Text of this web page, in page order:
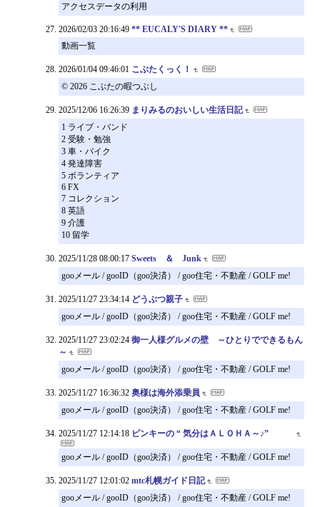
アクセスデータの利用
2026/02/03 20:16:49 ** EUCALY'S DIARY **
動画一覧
2026/01/04 09:46:01 こぶたくっく！
© 2026 こぶたの暇つぶし
2025/12/06 16:26:39 まりみるのおいしい生活日記
1 ライブ・バンド
2 受験・勉強
3 車・バイク
4 発達障害
5 ボランティア
6 FX
7 コレクション
8 英語
9 介護
10 留学
2025/11/28 08:00:17 Sweets ＆ Junk
gooメール / gooID（goo決済） / goo住宅・不動産 / GOLF me!
2025/11/27 23:34:14 どうぶつ親子
gooメール / gooID（goo決済） / goo住宅・不動産 / GOLF me!
2025/11/27 23:02:24 御一人様グルメの壁 ～ひとりでできるもん
～
gooメール / gooID（goo決済） / goo住宅・不動産 / GOLF me!
2025/11/27 16:36:32 奥様は海外添乗員
gooメール / gooID（goo決済） / goo住宅・不動産 / GOLF me!
2025/11/27 12:14:18 ピンキーの “ 気分はＡＬＯＨＡ～♪”
gooメール / gooID（goo決済） / goo住宅・不動産 / GOLF me!
2025/11/27 12:01:02 mtc札幌ガイド日記
gooメール / gooID（goo決済） / goo住宅・不動産 / GOLF me!